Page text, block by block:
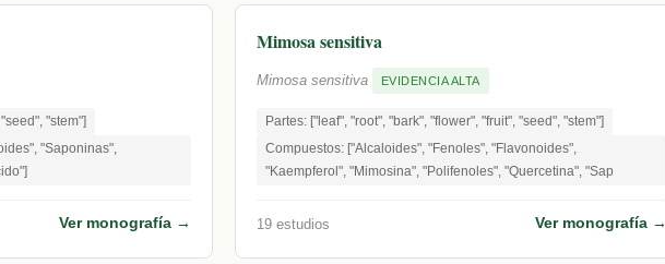
"stem"]
"Saponinas",
Ver monografía →
Mimosa sensitiva
Mimosa sensitiva EVIDENCIA ALTA
Partes: ["leaf", "root", "bark", "flower", "fruit", "seed", "stem"]
Compuestos: ["Alcaloides", "Fenoles", "Flavonoides",
"Kaempferol", "Mimosina", "Polifenoles", "Quercetina", "Sap
19 estudios Ver monografía →